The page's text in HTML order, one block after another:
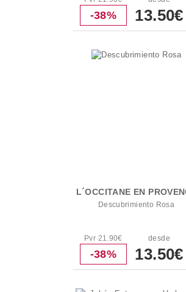
-38% 13.50€
L´OCCITANE EN
Descubrimiento Rosa
Pvr 21.90€
-38%
desde
13.50€